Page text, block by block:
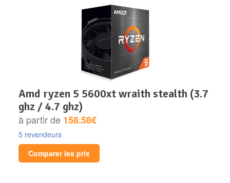
amd ryzen 5 5600xt wraith stealth (3.7
ghz / 4.7 ghz)
à partir de 158.58€
5 revendeurs
Comparer les prix